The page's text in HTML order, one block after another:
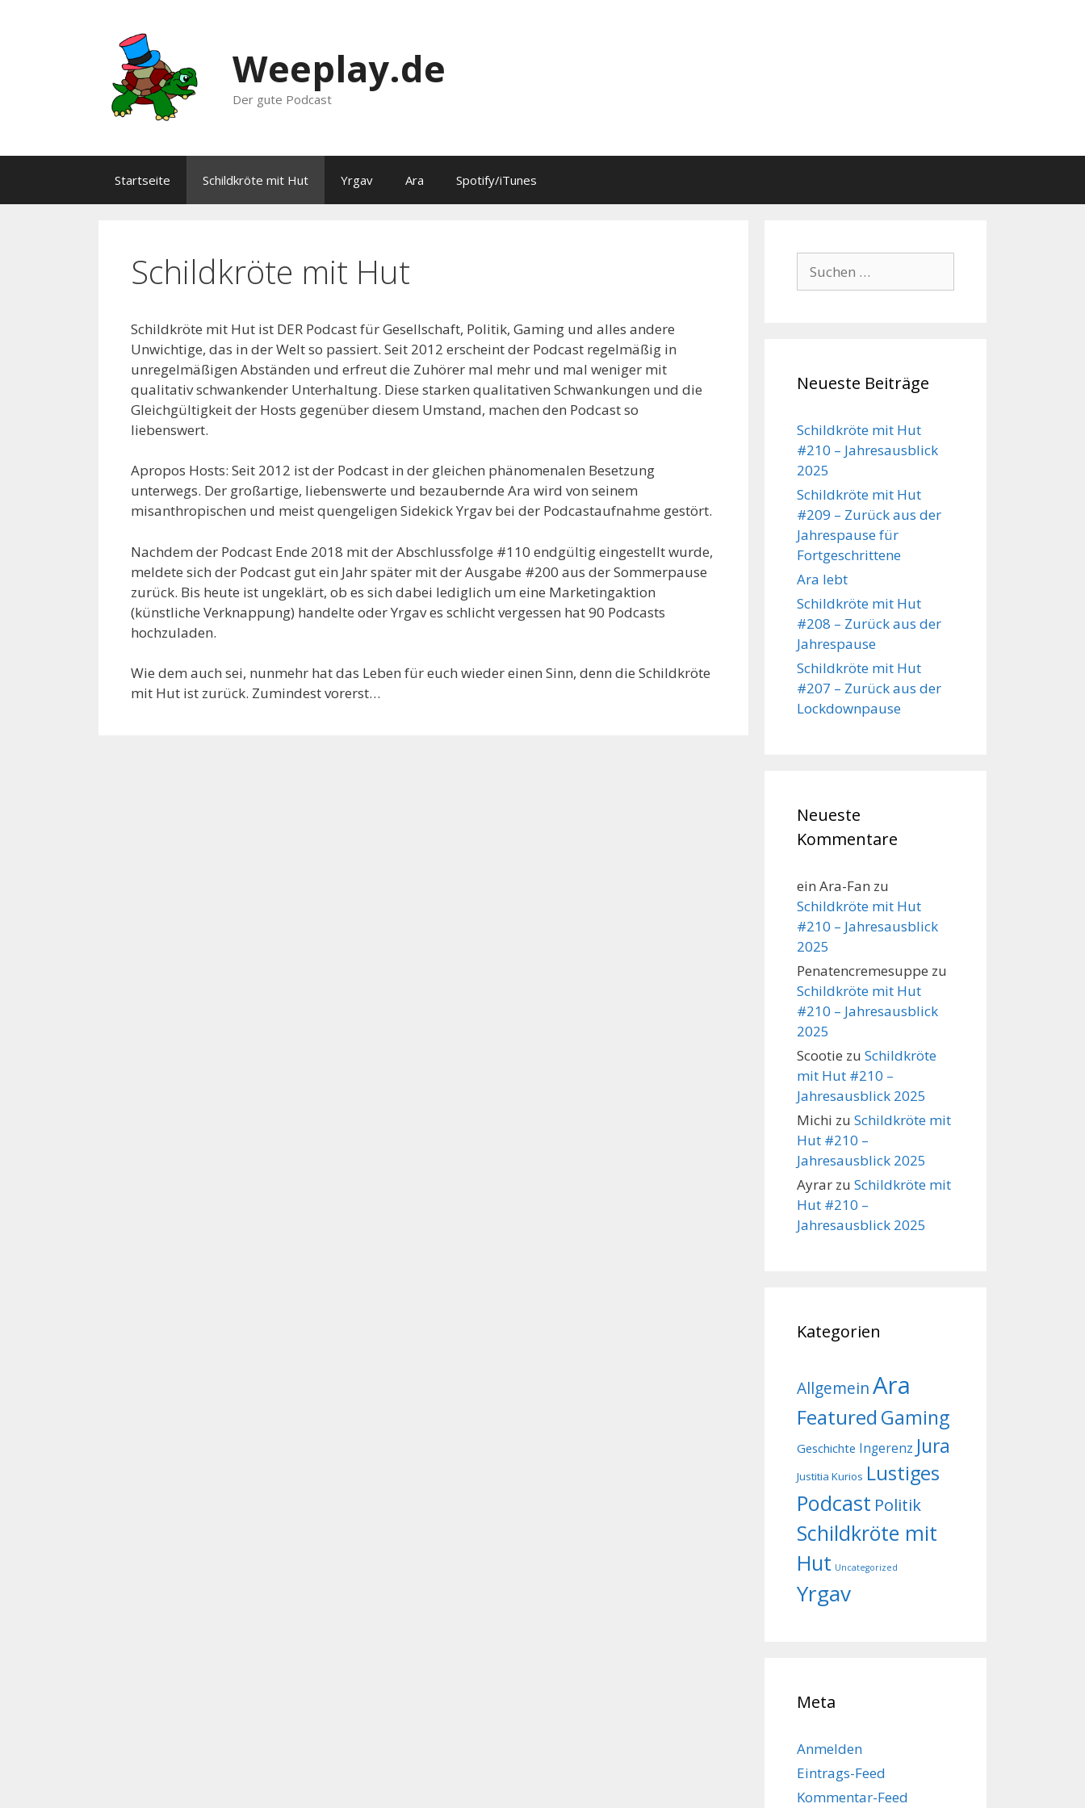
Weeplay.de
Der gute Podcast
Startseite Schildkröte mit Hut Yrgav Ara Spotify/iTunes
Schildkröte mit Hut
Schildkröte mit Hut ist DER Podcast für Gesellschaft, Politik, Gaming und alles andere
Unwichtige, das in der Welt so passiert. Seit 2012 erscheint der Podcast regelmäßig in
unregelmäßigen Abständen und erfreut die Zuhörer mal mehr und mal weniger mit
qualitativ schwankender Unterhaltung. Diese starken qualitativen Schwankungen und die
Gleichgültigkeit der Hosts gegenüber diesem Umstand, machen den Podcast so
liebenswert.
Apropos Hosts: Seit 2012 ist der Podcast in der gleichen phänomenalen Besetzung
unterwegs. Der großartige, liebenswerte und bezaubernde Ara wird von seinem
misanthropischen und meist quengeligen Sidekick Yrgav bei der Podcastaufnahme gestört.
Nachdem der Podcast Ende 2018 mit der Abschlussfolge #110 endgültig eingestellt wurde,
meldete sich der Podcast gut ein Jahr später mit der Ausgabe #200 aus der Sommerpause
zurück. Bis heute ist ungeklärt, ob es sich dabei lediglich um eine Marketingaktion
(künstliche Verknappung) handelte oder Yrgav es schlicht vergessen hat 90 Podcasts
hochzuladen.
Wie dem auch sei, nunmehr hat das Leben für euch wieder einen Sinn, denn die Schildkröte
mit Hut ist zurück. Zumindest vorerst…
nach:
Neueste Beiträge
Schildkröte mit Hut
#210 – Jahresausblick
2025
Schildkröte mit Hut
#209 – Zurück aus der
Jahrespause für
Fortgeschrittene
Ara lebt
Schildkröte mit Hut
#208 – Zurück aus der
Jahrespause
Schildkröte mit Hut
#207 – Zurück aus der
Lockdownpause
Neueste
Kommentare
ein Ara-Fan zu
Schildkröte mit Hut
#210 – Jahresausblick
2025
Penatencremesuppe zu
Schildkröte mit Hut
#210 – Jahresausblick
2025
Scootie zu Schildkröte
mit Hut #210 –
Jahresausblick 2025
Michi zu Schildkröte mit
Hut #210 –
Jahresausblick 2025
Ayrar zu Schildkröte mit
Hut #210 –
Jahresausblick 2025
Kategorien
AllgemeinAra
Featured Gaming
Geschichte Ingerenz Jura
Justitia Kurios Lustiges
Podcast Politik
Schildkröte mit
Hut Uncategorized
Yrgav
Meta
Anmelden
Eintrags-Feed
Kommentar-Feed